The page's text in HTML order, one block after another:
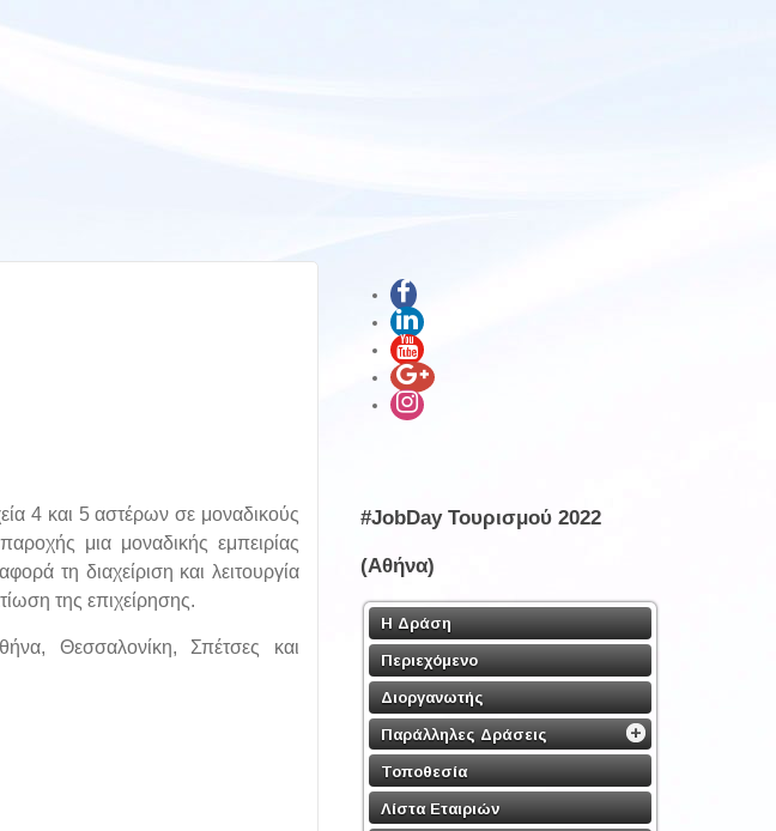
4 και 5 αστέρων σε μοναδικούς
μια μοναδικής εμπειρίας
τη διαχείριση και λειτουργία
της επιχείρησης.
Θεσσαλονίκη, Σπέτσες και
#JobDay Τουρισμού 2022
(Αθήνα)
Η Δράση
Περιεχόμενο
Διοργανωτής
Παράλληλες Δράσεις
Τοποθεσία
Λίστα Εταιριών